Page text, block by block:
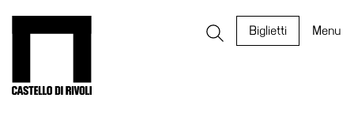
Biglietti Menu